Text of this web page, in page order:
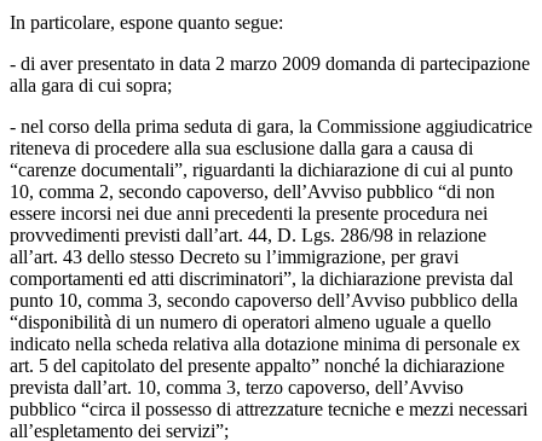
In particolare, espone quanto segue:
- di aver presentato in data 2 marzo 2009 domanda di partecipazione
alla gara di cui sopra;
- nel corso della prima seduta di gara, la Commissione aggiudicatrice
riteneva di procedere alla sua esclusione dalla gara a causa di
“carenze documentali”, riguardanti la dichiarazione di cui al punto
10, comma 2, secondo capoverso, dell’Avviso pubblico “di non
essere incorsi nei due anni precedenti la presente procedura nei
provvedimenti previsti dall’art. 44, D. Lgs. 286/98 in relazione
all’art. 43 dello stesso Decreto su l’immigrazione, per gravi
comportamenti ed atti discriminatori”, la dichiarazione prevista dal
punto 10, comma 3, secondo capoverso dell’Avviso pubblico della
“disponibilità di un numero di operatori almeno uguale a quello
indicato nella scheda relativa alla dotazione minima di personale ex
art. 5 del capitolato del presente appalto” nonché la dichiarazione
prevista dall’art. 10, comma 3, terzo capoverso, dell’Avviso
pubblico “circa il possesso di attrezzature tecniche e mezzi necessari
all’espletamento dei servizi”;